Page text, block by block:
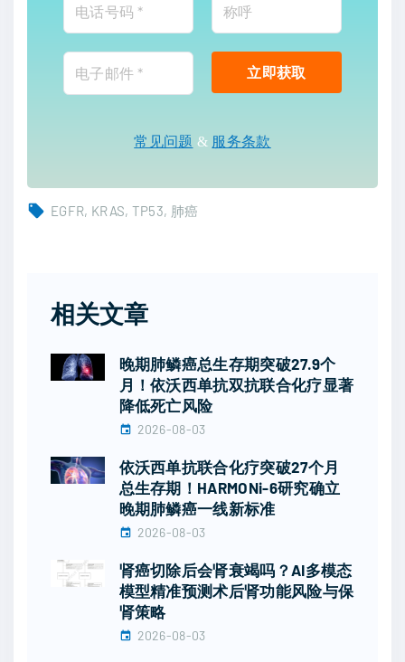
常见问题 & 服务条款
EGFR KRAS TP53 肺癌
相关文章
晚期肺鳞癌总生存期突破27.9个
月！依沃西单抗双抗联合化疗显著
降低死亡风险
2026-08-03
依沃西单抗联合化疗突破27个月
总生存期！HARMONi-6研究确立
晚期肺鳞癌一线新标准
2026-08-03
肾癌切除后会肾衰竭吗？AI多模态
模型精准预测术后肾功能风险与保
肾策略
2026-08-03